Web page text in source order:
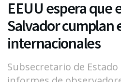
EEUU espera que
Salvador cumplan
internacionales
Subsecretario de